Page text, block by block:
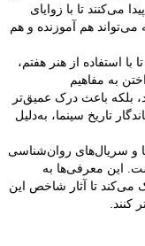
می‌کنند تا با زوایای
می‌تواند هم آموزنده و هم
با استفاده از هنر هفتم،
به مفاهیم
بلکه باعث درک عمیق‌تر
تاریخ سینما، به‌دلیل
و سریال‌های روان‌شناسی
این معرفی‌ها به
می‌کند تا آثار شاخص این
کنند.